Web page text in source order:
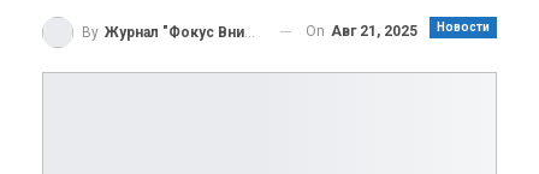
Новости
By Журнал "Фокус Внимания" On Авг 21, 2025